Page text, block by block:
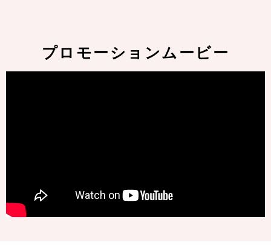
プロモーションムービー